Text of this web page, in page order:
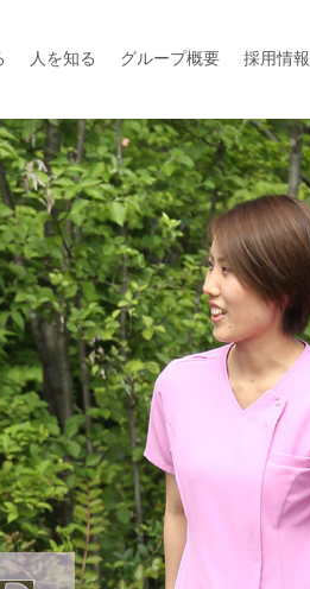
人を知る グループ概要 採用情報